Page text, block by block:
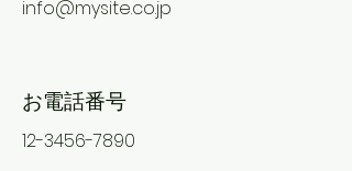
info@mysite.co.jp
お電話番号
12-3456-7890